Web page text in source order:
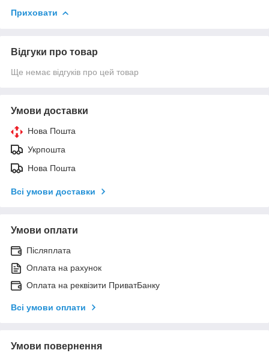
Приховати
Відгуки про товар
Ще немає відгуків про цей товар
Умови доставки
Нова Пошта
Укрпошта
Нова Пошта
Всі умови доставки
Умови оплати
Післяплата
Оплата на рахунок
Оплата на реквізити ПриватБанку
Всі умови оплати
Умови повернення